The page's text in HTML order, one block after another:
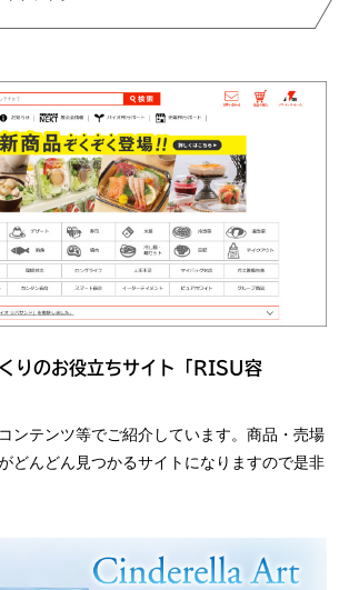
りのお役立ちサイト「RISU容
ンテンツ等でご紹介しています。商品・売場
どんどん見つかるサイトになりますので是非